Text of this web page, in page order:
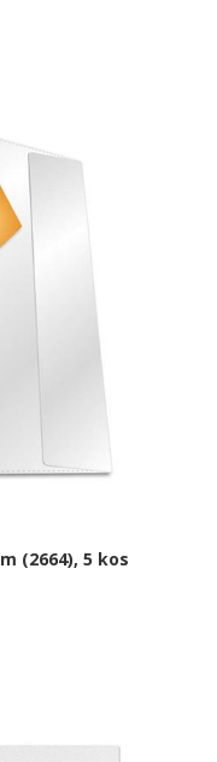
(2664), 5 kos